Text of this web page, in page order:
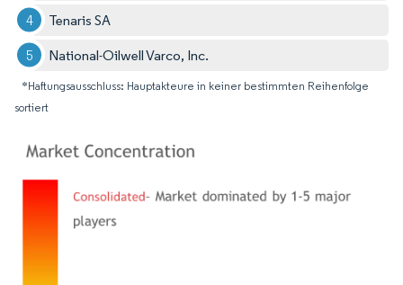
Tenaris SA
National-Oilwell Varco, Inc.
*Haftungsausschluss: Hauptakteure in keiner bestimmten Reihenfolge
sortiert